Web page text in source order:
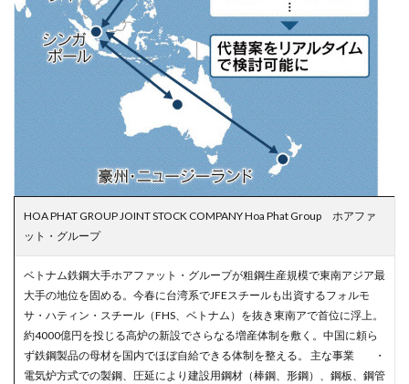
HOA PHAT GROUP JOINT STOCK COMPANY Hoa Phat Group ホアファ
ット・グループ
ベトナム鉄鋼大手ホアファット・グループが粗鋼生産規模で東南アジア最
大手の地位を固める。今春に台湾系でJFEスチールも出資するフォルモ
サ・ハティン・スチール（FHS、ベトナム）を抜き東南アで首位に浮上。
約4000億円を投じる高炉の新設でさらなる増産体制を敷く。中国に頼ら
ず鉄鋼製品の母材を国内でほぼ自給できる体制を整える。 主な事業 ・
電気炉方式での製鋼、圧延により建設用鋼材（棒鋼、形鋼）、鋼板、鋼管